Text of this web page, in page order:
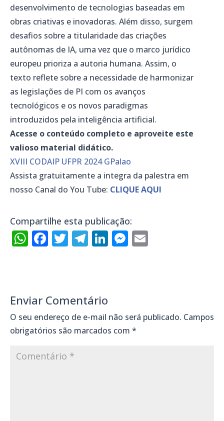
desenvolvimento de tecnologias baseadas em
obras criativas e inovadoras. Além disso, surgem
desafios sobre a titularidade das criações
autônomas de IA, uma vez que o marco jurídico
europeu prioriza a autoria humana. Assim, o
texto reflete sobre a necessidade de harmonizar
as legislações de PI com os avanços
tecnológicos e os novos paradigmas
introduzidos pela inteligência artificial.
Acesse o conteúdo completo e aproveite este
valioso material didático.
XVIII CODAIP UFPR 2024 GPalao
Assista gratuitamente a integra da palestra em
nosso Canal do You Tube: CLIQUE AQUI
Compartilhe esta publicação:
WhatsApp
Facebook
Twitter
Telegram
LinkedIn
Messenger
Enviar Comentário
O seu endereço de e-mail não será publicado. Campos
obrigatórios são marcados com *